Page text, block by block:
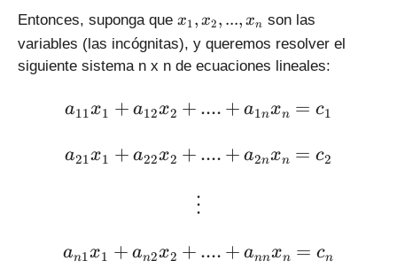
Entonces, suponga que x
_
1
,
_
n
x1, x2, ..., xn son las
variables (las incógnitas), y queremos resolver el
siguiente sistema n x n de ecuaciones lineales:
\large a_{11} x_1 +
a11x1 + a12x2 + .... + a1nxn = c1
\large a_{21} x_1 +
a21x1 + a22x2 + .... + a2nxn = c2
\large \vdots
⋮
\large a_{n1} x_1 +
an1x1 + an2x2 + .... + annxn = cn